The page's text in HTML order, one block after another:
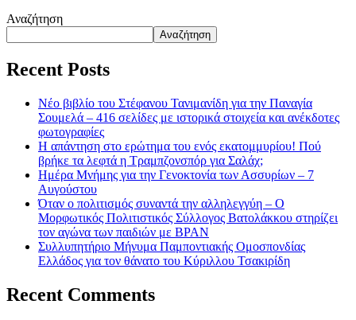
Αναζήτηση
Αναζήτηση
Recent Posts
Νέο βιβλίο του Στέφανου Τανιμανίδη για την Παναγία
Σουμελά – 416 σελίδες με ιστορικά στοιχεία και ανέκδοτες
φωτογραφίες
Η απάντηση στο ερώτημα του ενός εκατομμυρίου! Πού
βρήκε τα λεφτά η Τραμπζονσπόρ για Σαλάχ;
Ημέρα Μνήμης για την Γενοκτονία των Ασσυρίων – 7
Αυγούστου
Όταν ο πολιτισμός συναντά την αλληλεγγύη – Ο
Μορφωτικός Πολιτιστικός Σύλλογος Βατολάκκου στηρίζει
τον αγώνα των παιδιών με BPAN
Συλλυπητήριο Μήνυμα Παμποντιακής Ομοσπονδίας
Ελλάδος για τον θάνατο του Κύριλλου Τσακιρίδη
Recent Comments